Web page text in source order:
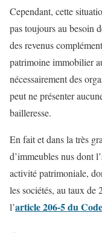
Cependant, cette
pas toujours au besoin
des revenus
patrimoine immobilier
nécessairement des
peut ne présenter
bailleresse.
En fait et dans la très
d’immeubles nus dont
activité patrimoniale,
les sociétés, au taux
l’article 206-5 du